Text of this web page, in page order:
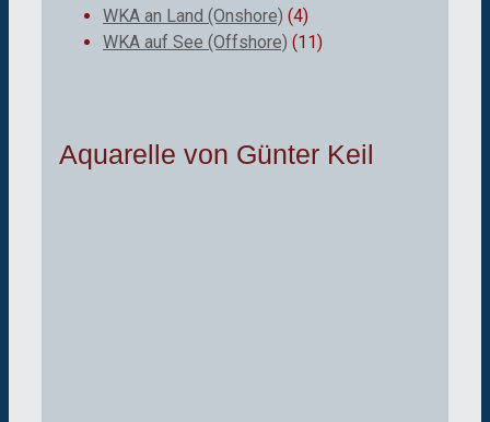
WKA an Land (Onshore) (4)
WKA auf See (Offshore) (11)
Aquarelle von Günter Keil